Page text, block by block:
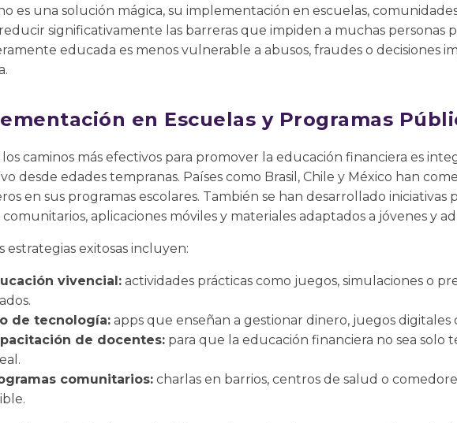
es una solución mágica, su implementación en escuelas,
significativamente las barreras que impiden a muchas personas
educada es menos vulnerable a abusos, fraudes o decisiones
en Escuelas y Programas
caminos más efectivos para promover la educación financiera es
desde edades tempranas. Países como Brasil, Chile y México han
en sus programas escolares. También se han desarrollado iniciativas
aplicaciones móviles y materiales adaptados a jóvenes y
estrategias exitosas incluyen:
vivencial: actividades prácticas como juegos, simulaciones o
de tecnología: apps que enseñan a gestionar dinero, juegos digitales
de docentes: para que la educación financiera no sea solo
comunitarios: charlas en barrios, centros de salud o